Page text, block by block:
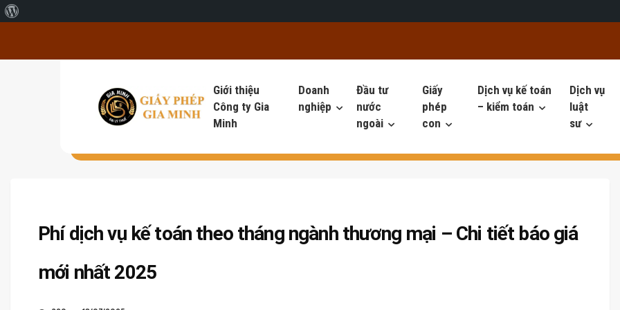
Giới thiệu
Công ty Gia
Minh
Doanh
nghiệp
Đầu tư
nước
ngoài
Giấy
phép
con
Dịch vụ kế toán
– kiểm toán
Dịch vụ
luật
sư
Phí dịch vụ kế toán theo tháng ngành thương mại – Chi tiết báo giá
mới nhất 2025